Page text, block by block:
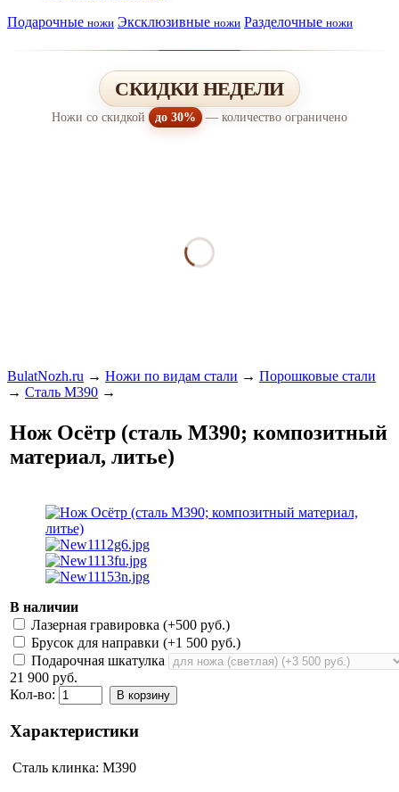
Подарочные ножи Эксклюзивные ножи Разделочные ножи
СКИДКИ НЕДЕЛИ
Ножи со скидкой до 30% — количество ограничено
BulatNozh.ru → Ножи по видам стали → Порошковые стали
→ Сталь М390 →
Нож Осётр (сталь М390; композитный
материал, литье)
В наличии
Лазерная гравировка (+500 руб.)
Брусок для направки (+1 500 руб.)
Подарочная шкатулка
21 900 руб.
Кол-во:
В корзину
Характеристики
Сталь клинка: М390